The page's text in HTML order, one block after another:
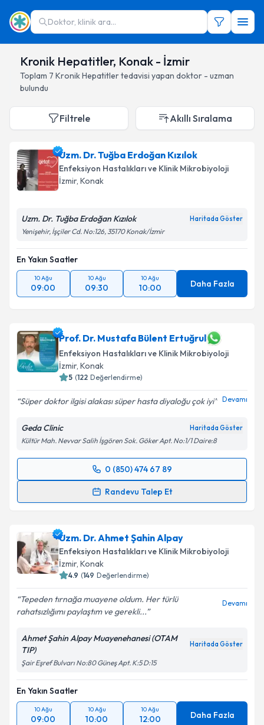
Doktor, klinik ara...
Kronik Hepatitler, Konak - İzmir
Toplam 7 Kronik Hepatitlertedavisi yapan doktor - uzman
bulundu
Filtrele Akıllı Sıralama
Uzm. Dr. Tuğba Erdoğan Kızılok
Enfeksiyon Hastalıkları ve Klinik Mikrobiyoloji
İzmir, Konak
Uzm. Dr. Tuğba Erdoğan Kızılok Haritada Göster
Yenişehir, İşçiler Cd. No:126, 35170 Konak/İzmir
En Yakın Saatler
10 Ağu
09:00
10 Ağu
09:30
10 Ağu
10:00 Daha Fazla
Prof. Dr. Mustafa Bülent Ertuğrul
Enfeksiyon Hastalıkları ve Klinik Mikrobiyoloji
İzmir, Konak
5 (122 Değerlendirme)
Süper doktor ilgisi alakası süper hasta diyaloğu çok iyi Devamı
Geda Clinic Haritada Göster
Kültür Mah. Nevvar Salih İşgören Sok. Göker Apt. No:1/1 Daire:8
0 (850) 474 67 89
Randevu Talep Et
Randevu Takvimi Talebi
almanız için bir takvim hazırlandığında e-posta ile
bilgilendireceğiz.
E-posta Adresiniz
Metni'ni okudum ve kişisel verilerimin belirtilen
Uzm. Dr. Ahmet Şahin Alpay
Enfeksiyon Hastalıkları ve Klinik Mikrobiyoloji
İzmir, Konak
4.9 (149 Değerlendirme)
Tepeden tırnağa muayene oldum. Her türlü
rahatsızlığımı paylaştım ve gerekli...
Devamı
Ahmet Şahin Alpay Muayenehanesi (OTAM
TIP)
Haritada Göster
Şair Eşref Bulvarı No:80 Güneş Apt. K:5 D:15
En Yakın Saatler
10 Ağu
09:00
10 Ağu
10:00
10 Ağu
12:00 Daha Fazla